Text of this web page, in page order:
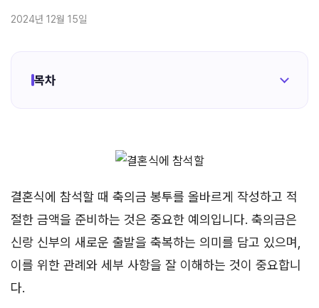
2024년 12월 15일
목차
결혼식에 참석할 때 축의금 봉투를 올바르게 작성하고 적
절한 금액을 준비하는 것은 중요한 예의입니다. 축의금은
신랑 신부의 새로운 출발을 축복하는 의미를 담고 있으며,
이를 위한 관례와 세부 사항을 잘 이해하는 것이 중요합니
다.